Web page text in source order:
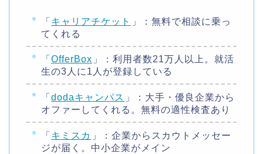
「 キャリアチケット
」：無料で相談に乗っ
てくれる
「 OfferBox 」：利用者数21万人以上。就活
生の3人に1人が登録している
「 dodaキャンパス 」：大手・優良企業から
オファーしてくれる。無料の適性検査あり
「 キミスカ 」：企業からスカウトメッセー
ジが届く。中小企業がメイン